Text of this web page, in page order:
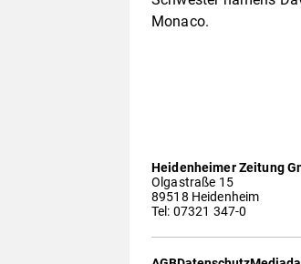
Monaco.
Heidenheimer Zeitung
Olgastraße 15
89518 Heidenheim
Tel: 07321 347-0